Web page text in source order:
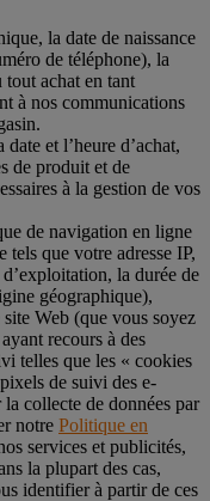
la date de naissance
de téléphone), la
tout achat en tant
à nos communications
et l’heure d’achat,
de produit et de
à la gestion de vos
de navigation en ligne
que votre adresse IP,
la durée de
géographique),
Web (que vous soyez
recours à des
telles que les « cookies
de suivi des e-
collecte de données par
notre Politique en
services et publicités,
la plupart des cas,
identifier à partir de ces